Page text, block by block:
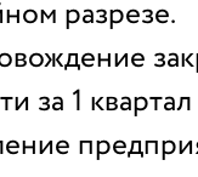
разрезе.
за 1